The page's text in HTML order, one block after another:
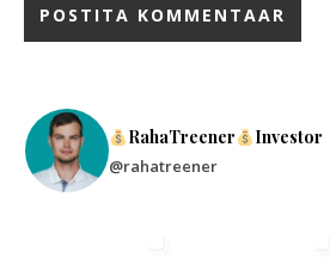
RahaTreener Investor
@rahatreener